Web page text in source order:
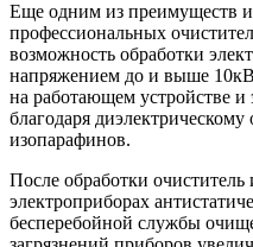
Еще одним из преимуществ
профессиональных
возможность обработки
напряжением до и выше
на работающем устройстве и
благодаря диэлектрическому
изопарафинов.
После обработки очиститель
электроприборах
бесперебойной службы